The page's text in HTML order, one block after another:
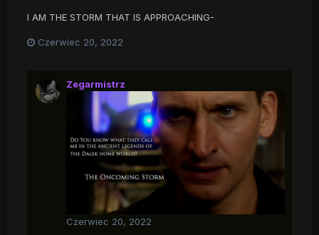
I AM THE STORM THAT IS APPROACHING-
Czerwiec 20, 2022
Zegarmistrz
Czerwiec 20, 2022